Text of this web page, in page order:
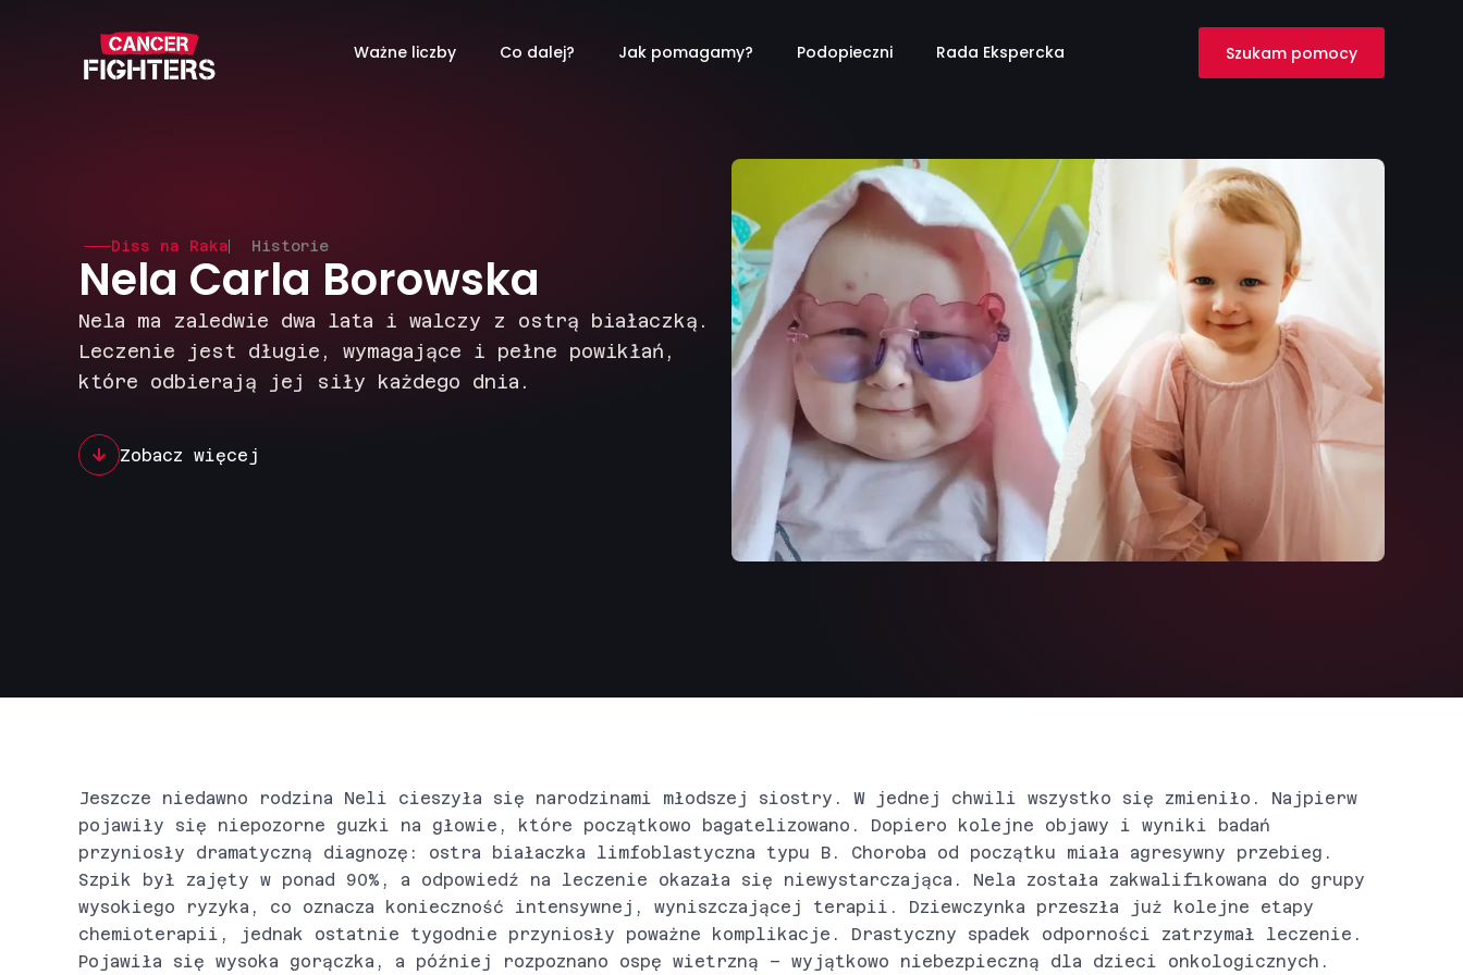
Ważne liczby Co dalej? Jak pomagamy? Podopieczni Rada Ekspercka Szukam pomocy
Diss na Raka Historie
Nela Carla Borowska
Nela ma zaledwie dwa lata i walczy z ostrą białaczką.
Leczenie jest długie, wymagające i pełne powikłań,
które odbierają jej siły każdego dnia.
Zobacz więcej
Jeszcze niedawno rodzina Neli cieszyła się narodzinami młodszej siostry. W jednej chwili wszystko się zmieniło. Najpierw
pojawiły się niepozorne guzki na głowie, które początkowo bagatelizowano. Dopiero kolejne objawy i wyniki badań
przyniosły dramatyczną diagnozę: ostra białaczka limfoblastyczna typu B. Choroba od początku miała agresywny przebieg.
Szpik był zajęty w ponad 90%, a odpowiedź na leczenie okazała się niewystarczająca. Nela została zakwalifikowana do grupy
wysokiego ryzyka, co oznacza konieczność intensywnej, wyniszczającej terapii. Dziewczynka przeszła już kolejne etapy
chemioterapii, jednak ostatnie tygodnie przyniosły poważne komplikacje. Drastyczny spadek odporności zatrzymał leczenie.
Pojawiła się wysoka gorączka, a później rozpoznano ospę wietrzną – wyjątkowo niebezpieczną dla dzieci onkologicznych.